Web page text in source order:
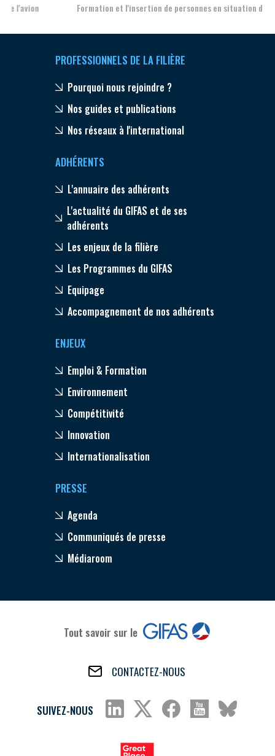
Formation et l'insertion de personnes en situation de handicap
PROFESSIONNELS DE LA FILIÈRE
Pourquoi nous rejoindre ?
Nos guides et publications
Nos réseaux à l'international
ADHÉRENTS
L'annuaire des adhérents
L'actualité du GIFAS et de ses
adhérents
Les enjeux de la filière
Les Programmes du GIFAS
Equipage
Accompagnement de nos adhérents
ENJEUX
Emploi & Formation
Environnement
Compétitivité
Innovation
Internationalisation
PRESSE
Agenda
Communiqués de presse
Médiaroom
Tout savoir sur le
CONTACTEZ-NOUS
SUIVEZ-NOUS